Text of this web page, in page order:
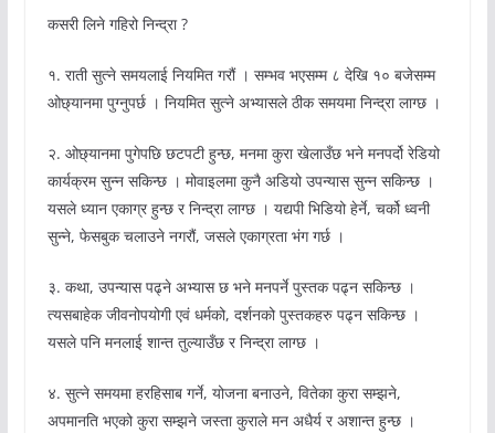
कसरी लिने गहिरो निन्द्रा ?
१. राती सुत्ने समयलाई नियमित गरौं । सम्भव भएसम्म ८ देखि १० बजेसम्म
ओछ्यानमा पुग्नुपर्छ । नियमित सुत्ने अभ्यासले ठीक समयमा निन्द्रा लाग्छ ।
२. ओछ्यानमा पुगेपछि छटपटी हुन्छ, मनमा कुरा खेलाउँछ भने मनपर्दो रेडियो
कार्यक्रम सुन्न सकिन्छ । मोवाइलमा कुनै अडियो उपन्यास सुन्न सकिन्छ ।
यसले ध्यान एकाग्र हुन्छ र निन्द्रा लाग्छ । यद्यपी भिडियो हेर्ने, चर्को ध्वनी
सुन्ने, फेसबुक चलाउने नगरौं, जसले एकाग्रता भंग गर्छ ।
३. कथा, उपन्यास पढ्ने अभ्यास छ भने मनपर्ने पुस्तक पढ्न सकिन्छ ।
त्यसबाहेक जीवनोपयोगी एवं धर्मको, दर्शनको पुस्तकहरु पढ्न सकिन्छ ।
यसले पनि मनलाई शान्त तुल्याउँछ र निन्द्रा लाग्छ ।
४. सुत्ने समयमा हरहिसाब गर्ने, योजना बनाउने, वितेका कुरा सम्झने,
अपमानति भएको कुरा सम्झने जस्ता कुराले मन अधैर्य र अशान्त हुन्छ ।